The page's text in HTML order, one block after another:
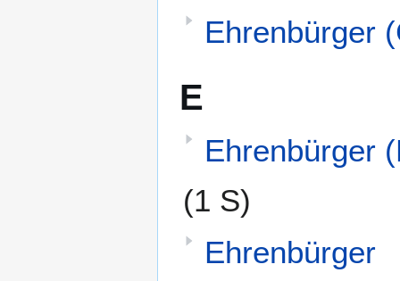
Ehrenbürger
E
Ehrenbürger
(1 S)
Ehrenbürger